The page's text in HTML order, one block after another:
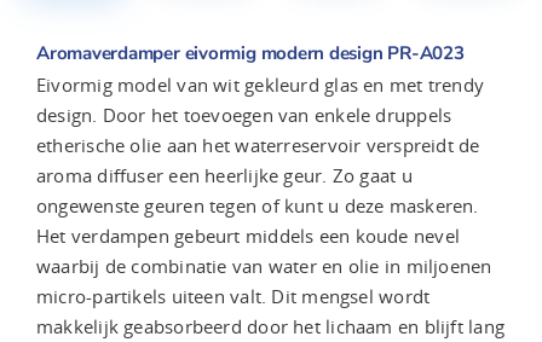
Aromaverdamper eivormig modern design PR-A023
Eivormig model van wit gekleurd glas en met trendy
design. Door het toevoegen van enkele druppels
etherische olie aan het waterreservoir verspreidt de
aroma diffuser een heerlijke geur. Zo gaat u
ongewenste geuren tegen of kunt u deze maskeren.
Het verdampen gebeurt middels een koude nevel
waarbij de combinatie van water en olie in miljoenen
micro-partikels uiteen valt. Dit mengsel wordt
makkelijk geabsorbeerd door het lichaam en blijft lang